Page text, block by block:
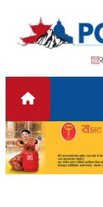
Skip to content